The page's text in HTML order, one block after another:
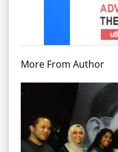
More From Author